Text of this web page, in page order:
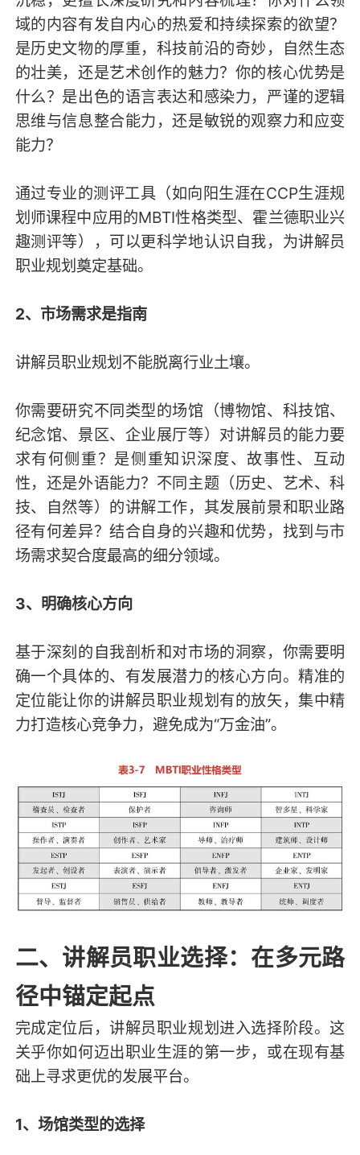
域的内容有发自内心的热爱和持续探索的欲望？
是历史文物的厚重，科技前沿的奇妙，自然生态
的壮美，还是艺术创作的魅力？你的核心优势是
什么？是出色的语言表达和感染力，严谨的逻辑
思维与信息整合能力，还是敏锐的观察力和应变
能力？
通过专业的测评工具（如向阳生涯在CCP生涯规
划师课程中应用的MBTI性格类型、霍兰德职业兴
趣测评等），可以更科学地认识自我，为讲解员
职业规划奠定基础。
2、市场需求是指南
讲解员职业规划不能脱离行业土壤。
你需要研究不同类型的场馆（博物馆、科技馆、
纪念馆、景区、企业展厅等）对讲解员的能力要
求有何侧重？是侧重知识深度、故事性、互动
性，还是外语能力？不同主题（历史、艺术、科
技、自然等）的讲解工作，其发展前景和职业路
径有何差异？结合自身的兴趣和优势，找到与市
场需求契合度最高的细分领域。
3、明确核心方向
基于深刻的自我剖析和对市场的洞察，你需要明
确一个具体的、有发展潜力的核心方向。精准的
定位能让你的讲解员职业规划有的放矢，集中精
力打造核心竞争力，避免成为“万金油”。
二、讲解员职业选择：在多元路
径中锚定起点
完成定位后，讲解员职业规划进入选择阶段。这
关乎你如何迈出职业生涯的第一步，或在现有基
础上寻求更优的发展平台。
1、场馆类型的选择